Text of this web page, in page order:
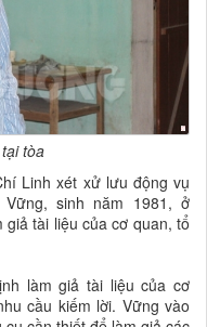
tòa
Linh xét xử lưu động vụ
sinh năm 1981, ở
tài liệu của cơ quan, tổ
làm giả tài liệu của cơ
cầu kiếm lời. Vững vào